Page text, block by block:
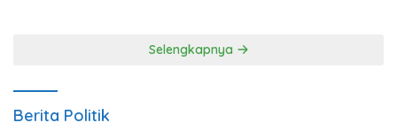
Selengkapnya
Berita Politik